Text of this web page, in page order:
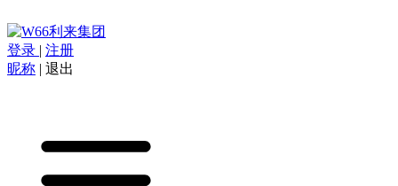
登录 | 注册
昵称 | 退出